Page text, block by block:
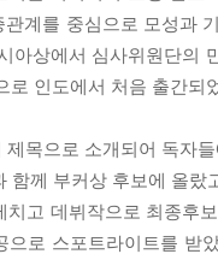
계를 중심으로 모성과
아상에서 심사위원단의
로 인도에서 처음 출간되
목으로 소개되어 독자
함께 부커상 후보에 올
치고 데뷔작으로 최종후
으로 스포트라이트를 받